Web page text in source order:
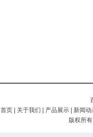
首页
关于我们 产品展示
新闻动
版权所